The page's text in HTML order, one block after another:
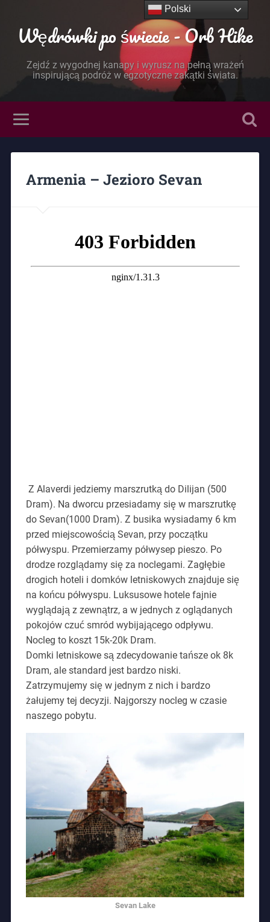
Wędrówki po świecie - Orb Hike
Zejdź z wygodnej kanapy i wyrusz na pełną wrażeń
inspirującą podróż w egzotyczne zakątki świata.
Armenia – Jezioro Sevan
Z Alaverdi jedziemy marszrutką do Dilijan (500
Dram). Na dworcu przesiadamy się w marszrutkę
do Sevan(1000 Dram). Z busika wysiadamy 6 km
przed miejscowością Sevan, przy początku
półwyspu. Przemierzamy półwysep pieszo. Po
drodze rozglądamy się za noclegami. Zagłębie
drogich hoteli i domków letniskowych znajduje się
na końcu półwyspu. Luksusowe hotele fajnie
wyglądają z zewnątrz, a w jednych z oglądanych
pokojów czuć smród wybijającego odpływu.
Nocleg to koszt 15k-20k Dram.
Domki letniskowe są zdecydowanie tańsze ok 8k
Dram, ale standard jest bardzo niski.
Zatrzymujemy się w jednym z nich i bardzo
żałujemy tej decyzji. Najgorszy nocleg w czasie
naszego pobytu.
Sevan Lake
Polski